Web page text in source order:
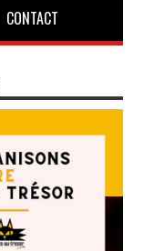
CONTACT